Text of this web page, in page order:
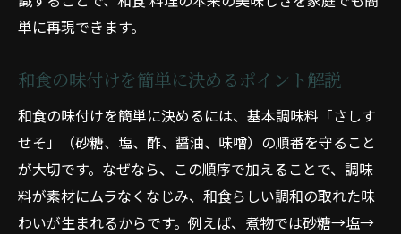
単に再現できます。
和食の味付けを簡単に決めるポイント解説
和食の味付けを簡単に決めるには、基本調味料「さしす
せそ」（砂糖、塩、酢、醤油、味噌）の順番を守ること
が大切です。なぜなら、この順序で加えることで、調味
料が素材にムラなくなじみ、和食らしい調和の取れた味
わいが生まれるからです。例えば、煮物では砂糖→塩→